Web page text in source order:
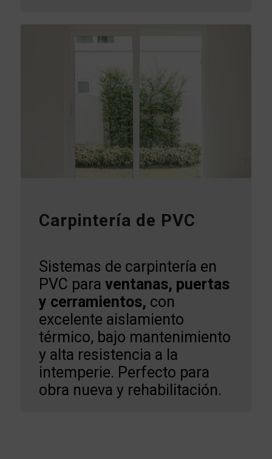
Carpintería de PVC
Sistemas de carpintería en
PVC para ventanas, puertas
y cerramientos, con
excelente aislamiento
térmico, bajo mantenimiento
y alta resistencia a la
intemperie. Perfecto para
obra nueva y rehabilitación.